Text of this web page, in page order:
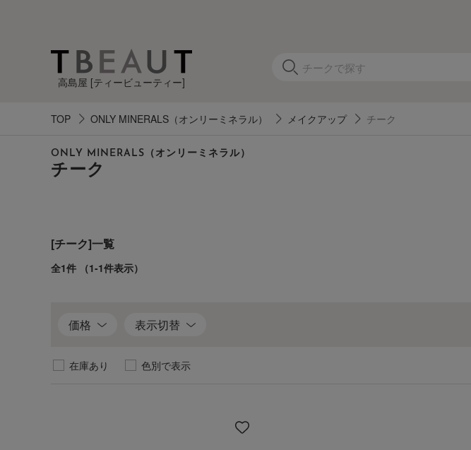
高島屋 [ティービューティー]
TOP ONLY MINERALS（オンリーミネラル） メイクアップ チーク
カ
テ
す
べ
を
ONLY MINERALS（オンリーミネラル）
チーク
[チーク]一覧
全1件 （1-1件表示）
価格 表示切替
在庫あり 色別で表示